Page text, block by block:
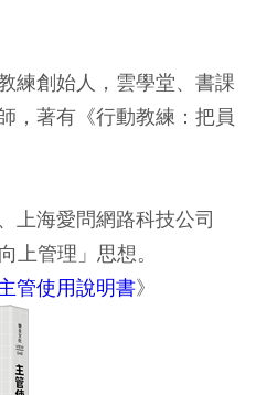
練創始人，雲學堂、書課
，著有《行動教練：把員
上海愛問網路科技公司
上管理」思想。
管使用說明書》